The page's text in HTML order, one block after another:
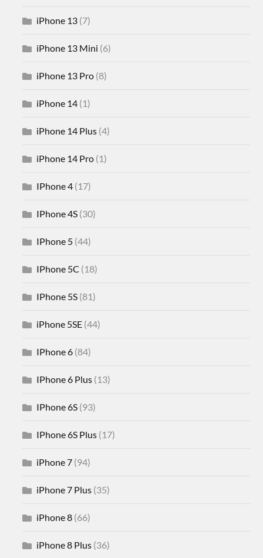
iPhone 13 (7)
iPhone 13 Mini (6)
iPhone 13 Pro (8)
iPhone 14 (1)
iPhone 14 Plus (4)
iPhone 14 Pro (1)
IPhone 4 (17)
IPhone 4S (30)
IPhone 5 (44)
IPhone 5C (18)
IPhone 5S (81)
iPhone 5SE (44)
IPhone 6 (84)
IPhone 6 Plus (13)
IPhone 6S (93)
IPhone 6S Plus (17)
iPhone 7 (94)
iPhone 7 Plus (35)
iPhone 8 (66)
iPhone 8 Plus (36)